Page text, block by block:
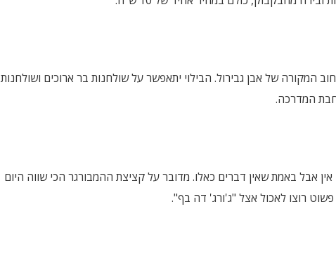
המקורה של אבן גבירול. הבילוי יתאפשר על שולחנות בר ארוכים ושולחנות
המדרכה.
אבל באמת שאין דברים כאלו. מדובר על קציצת ההמבורגר הכי שווה היום
פשוט רוצו לאכול אצל "ג'ורג' דה בף".